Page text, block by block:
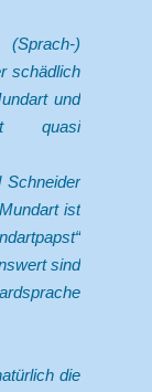
)
schädlich
und
quasi
Schneider
ist
sind
die